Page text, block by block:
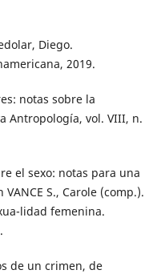
Diego.
2019.
notas sobre la
Antropología, vol. VIII, n.
el sexo: notas para una
S., Carole (comp.).
lidad femenina.
de un crimen, de